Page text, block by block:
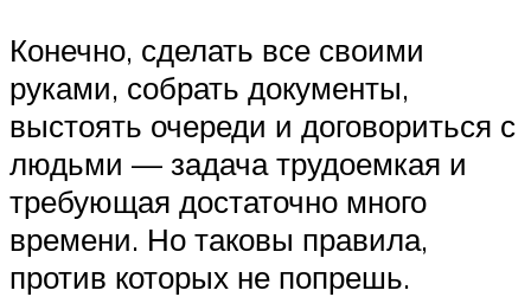
Конечно, сделать все своими
руками, собрать документы,
выстоять очереди и договориться с
людьми — задача трудоемкая и
требующая достаточно много
времени. Но таковы правила,
против которых не попрешь.